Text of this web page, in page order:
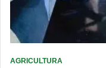
AGRICULTURA